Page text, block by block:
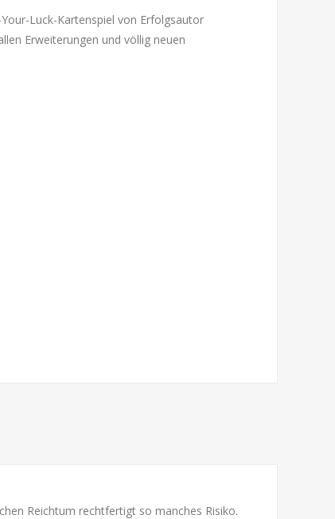
Luck-Kartenspiel von Erfolgsautor
Erweiterungen und völlig neuen
Reichtum rechtfertigt so manches Risiko.